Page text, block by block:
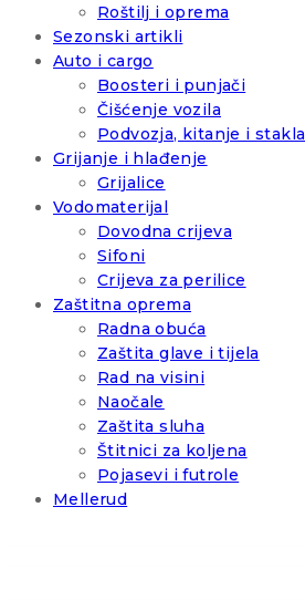
Roštilj i oprema
Sezonski artikli
Auto i cargo
Boosteri i punjači
Čišćenje vozila
Podvozja, kitanje i stakla
Grijanje i hlađenje
Grijalice
Vodomaterijal
Dovodna crijeva
Sifoni
Crijeva za perilice
Zaštitna oprema
Radna obuća
Zaštita glave i tijela
Rad na visini
Naočale
Zaštita sluha
Štitnici za koljena
Pojasevi i futrole
Mellerud